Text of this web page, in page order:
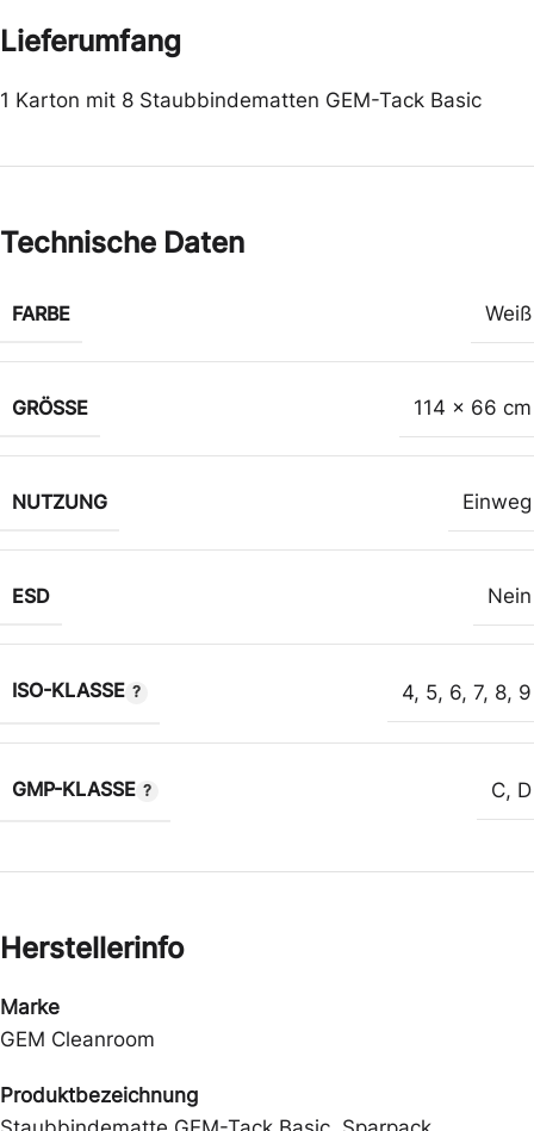
Lieferumfang
1 Karton mit 8 Staubbindematten GEM-Tack Basic
Technische Daten
FARBE Weiß
GRÖSSE 114 x 66 cm
NUTZUNG Einweg
ESD Nein
ISO-KLASSE 4, 5, 6, 7, 8, 9
GMP-KLASSE C, D
Herstellerinfo
Marke
GEM Cleanroom
Produktbezeichnung